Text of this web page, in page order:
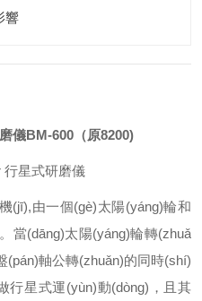
響
儀BM-600（原8200)
(jī),由一個(gè)太陽(yáng)輪和
。當(dāng)太陽(yáng)輪轉(zhuǎ
(pán)軸公轉(zhuǎn)的同時(shí)
行星式運(yùn)動(dòng)，且其